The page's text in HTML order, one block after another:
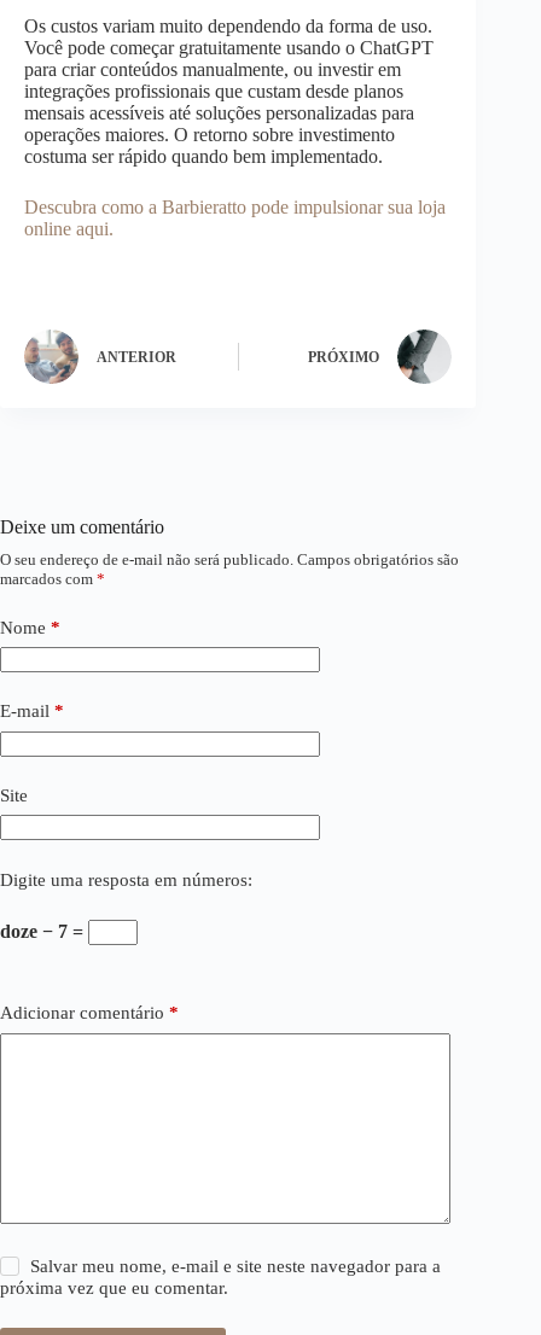
Os custos variam muito dependendo da forma de uso.
Você pode começar gratuitamente usando o ChatGPT
para criar conteúdos manualmente, ou investir em
integrações profissionais que custam desde planos
mensais acessíveis até soluções personalizadas para
operações maiores. O retorno sobre investimento
costuma ser rápido quando bem implementado.
Descubra como a Barbieratto pode impulsionar sua loja
online aqui.
ANTERIOR PRÓXIMO
Deixe um comentário
O seu endereço de e-mail não será publicado. Campos obrigatórios são
marcados com *
Nome *
E-mail *
Site
Digite uma resposta em números:
doze − 7 =
Adicionar comentário *
Salvar meu nome, e-mail e site neste navegador para a
próxima vez que eu comentar.